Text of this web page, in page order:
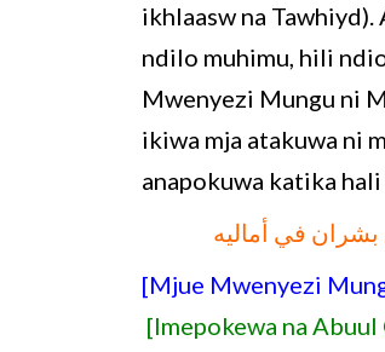
ikhlaasw na
ndilo muhimu, hili
Mwenyezi Mungu ni
ikiwa mja atakuwa ni
بشران في أماليه
[Mjue Mwenyezi
[Imepokewa na